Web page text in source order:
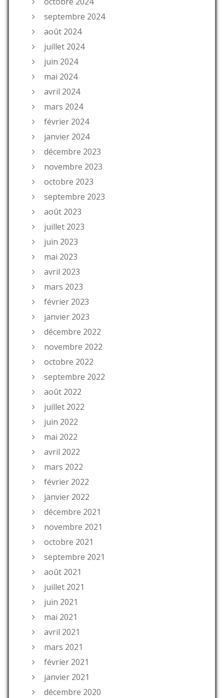
septembre 2024
août 2024
juillet 2024
juin 2024
mai 2024
avril 2024
mars 2024
février 2024
janvier 2024
décembre 2023
novembre 2023
octobre 2023
septembre 2023
août 2023
juillet 2023
juin 2023
mai 2023
avril 2023
mars 2023
février 2023
janvier 2023
décembre 2022
novembre 2022
octobre 2022
septembre 2022
août 2022
juillet 2022
juin 2022
mai 2022
avril 2022
mars 2022
février 2022
janvier 2022
décembre 2021
novembre 2021
octobre 2021
septembre 2021
août 2021
juillet 2021
juin 2021
mai 2021
avril 2021
mars 2021
février 2021
janvier 2021
décembre 2020